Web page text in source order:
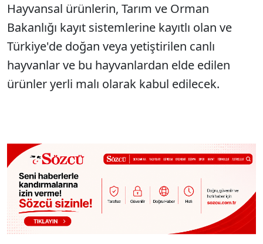
Hayvansal ürünlerin, Tarım ve Orman
Bakanlığı kayıt sistemlerine kayıtlı olan ve
Türkiye'de doğan veya yetiştirilen canlı
hayvanlar ve bu hayvanlardan elde edilen
ürünler yerli malı olarak kabul edilecek.